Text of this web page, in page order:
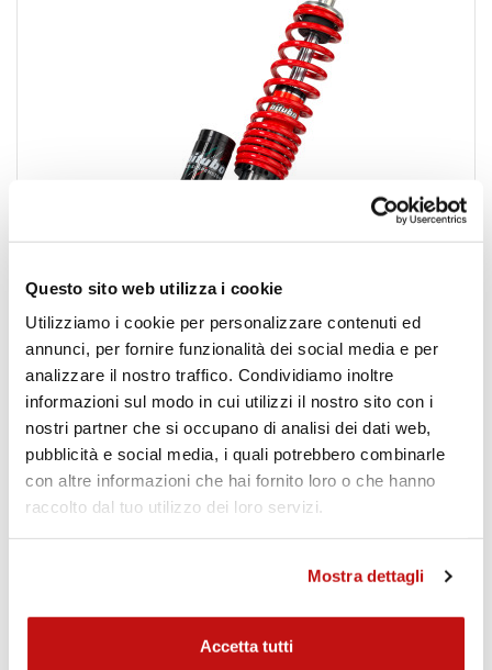
Questo sito web utilizza i cookie
Utilizziamo i cookie per personalizzare contenuti ed
annunci, per fornire funzionalità dei social media e per
analizzare il nostro traffico. Condividiamo inoltre
informazioni sul modo in cui utilizzi il nostro sito con i
nostri partner che si occupano di analisi dei dati web,
pubblicità e social media, i quali potrebbero combinarle
con altre informazioni che hai fornito loro o che hanno
raccolto dal tuo utilizzo dei loro servizi.
Mostra dettagli
Accetta tutti
MEV0
AMORTISSEUR AVANT pour VESPA 300 Amortisseur avant
pour Vespa, spécifiquement dédié aux années modèles
2013-2016.
Détails du produit